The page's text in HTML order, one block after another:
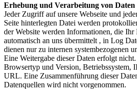
Erhebung und Verarbeitung von Daten
Jeder Zugriff auf unsere Webseite und
Seite hinterlegten Datei werden
der Website werden Informationen, die Ihr
automatisch an uns übermittelt , in Log
dienen nur zu internen systembezogenen
Eine Weitergabe dieser Daten erfolgt
Browsertyp und Version, Betriebssystem,
URL. Eine Zusammenführung dieser
Datenquellen wird nicht vorgenommen.